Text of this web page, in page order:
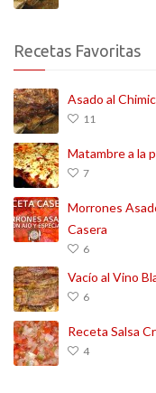
Recetas Favoritas
Asado al
11
Matambre a la
7
Morrones
Casera
6
Vacío al Vino
6
Receta Salsa
4